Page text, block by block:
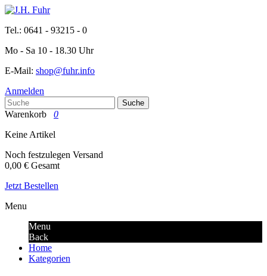
Tel.: 0641 - 93215 - 0
Mo - Sa 10 - 18.30 Uhr
E-Mail: shop@fuhr.info
Anmelden
Suche
Warenkorb
0
Keine Artikel
Noch festzulegen Versand
0,00 € Gesamt
Jetzt Bestellen
Menu
Menu
Back
Home
Kategorien